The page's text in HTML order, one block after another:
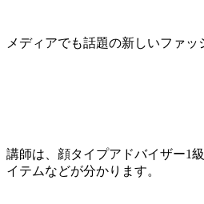
メディアでも話題の新しいファ
講師は、顔タイプアドバイザー1
イテムなどが分かります。